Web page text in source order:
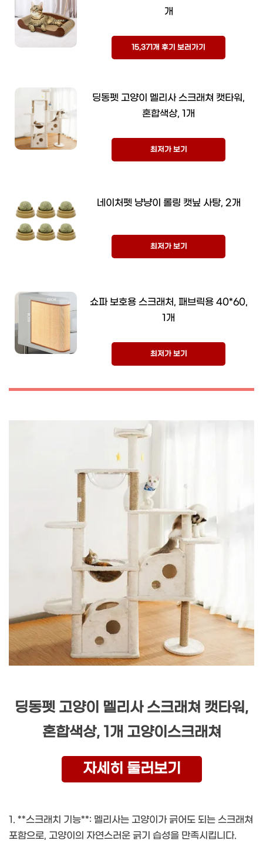
개
15,371개 후기 보러가기
딩동펫 고양이 멜리사 스크래쳐 캣타워,
혼합색상, 1개
최저가 보기
네이처펫 냥냥이 롤링 캣닢 사탕, 2개
최저가 보기
쇼파 보호용 스크래처, 패브릭용 40*60,
1개
최저가 보기
딩동펫 고양이 멜리사 스크래쳐 캣타워,
혼합색상, 1개 고양이스크래쳐
자세히 둘러보기
1. **스크래치 기능**: 멜리사는 고양이가 긁어도 되는 스크래쳐
포함으로, 고양이의 자연스러운 긁기 습성을 만족시킵니다.